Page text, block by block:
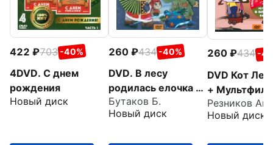
422 703 -40%
4DVD. С днем
рождения
Новый диск
260 434 -40%
DVD. В лесу
родилась елочка +
Мультфильм в
подарок
Бутаков Б.
Новый диск
260 434 -
DVD Кот
+
подарок
Новый диск